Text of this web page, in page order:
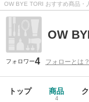
OW BYE TORI おすすめ商品・
OW
フォロワー4 フォローとは？
トップ 商品
4